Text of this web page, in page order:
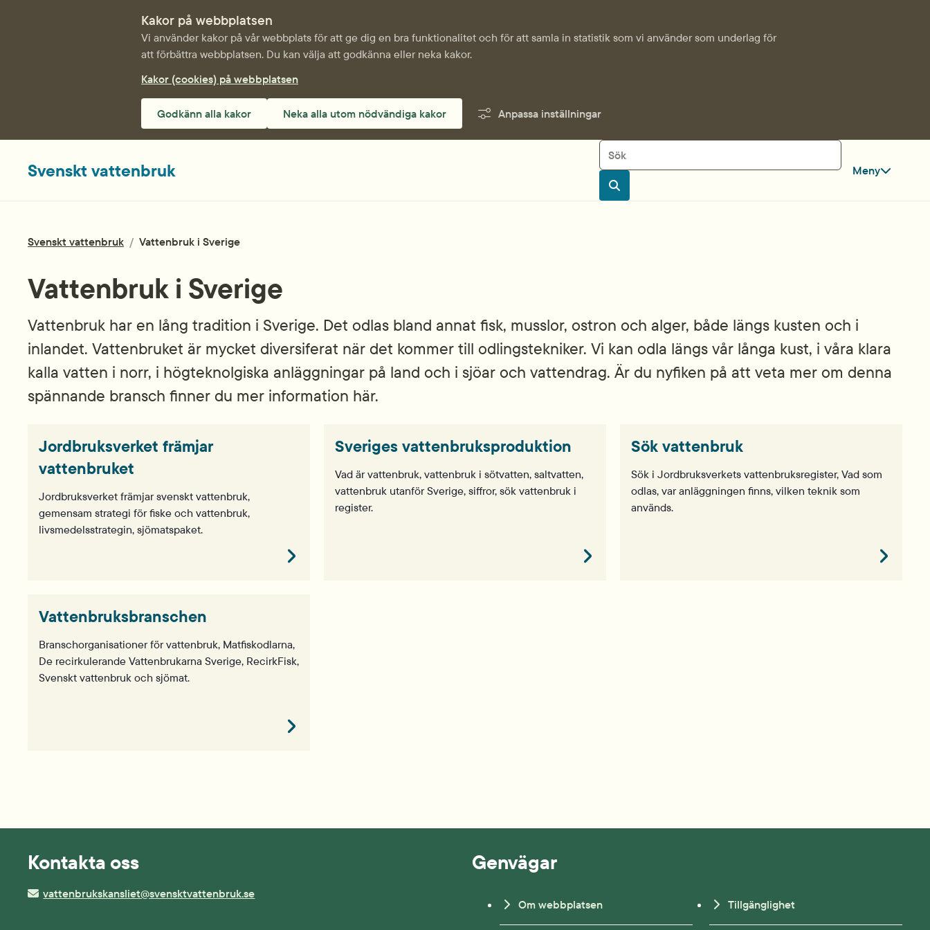
Kakor på webbplatsen
Vi använder kakor på vår webbplats för att ge dig en bra funktionalitet och för att samla in statistik som vi använder som underlag för
att förbättra webbplatsen. Du kan välja att godkänna eller neka kakor.
Kakor (cookies) på webbplatsen
Godkänn alla kakor Neka alla utom nödvändiga kakor Anpassa inställningar
Svenskt vattenbruk
Sök
Sök
Meny
Svenskt vattenbruk / Vattenbruk i Sverige
Vattenbruk i Sverige
Vattenbruk har en lång tradition i Sverige. Det odlas bland annat fisk, musslor, ostron och alger, både längs kusten och i
inlandet. Vattenbruket är mycket diversiferat när det kommer till odlingstekniker. Vi kan odla längs vår långa kust, i våra klara
kalla vatten i norr, i högteknolgiska anläggningar på land och i sjöar och vattendrag. Är du nyfiken på att veta mer om denna
spännande bransch finner du mer information här.
Jordbruksverket främjar
vattenbruket
Jordbruksverket främjar svenskt vattenbruk,
gemensam strategi för fiske och vattenbruk,
livsmedelsstrategin, sjömatspaket.
Sveriges vattenbruksproduktion
Vad är vattenbruk, vattenbruk i sötvatten, saltvatten,
vattenbruk utanför Sverige, siffror, sök vattenbruk i
register.
Sök vattenbruk
Sök i Jordbruksverkets vattenbruksregister, Vad som
odlas, var anläggningen finns, vilken teknik som
används.
Vattenbruksbranschen
Branschorganisationer för vattenbruk, Matfiskodlarna,
De recirkulerande Vattenbrukarna Sverige, RecirkFisk,
Svenskt vattenbruk och sjömat.
Kontakta oss
vattenbrukskansliet@svensktvattenbruk.se
Genvägar
Om webbplatsen Tillgänglighet